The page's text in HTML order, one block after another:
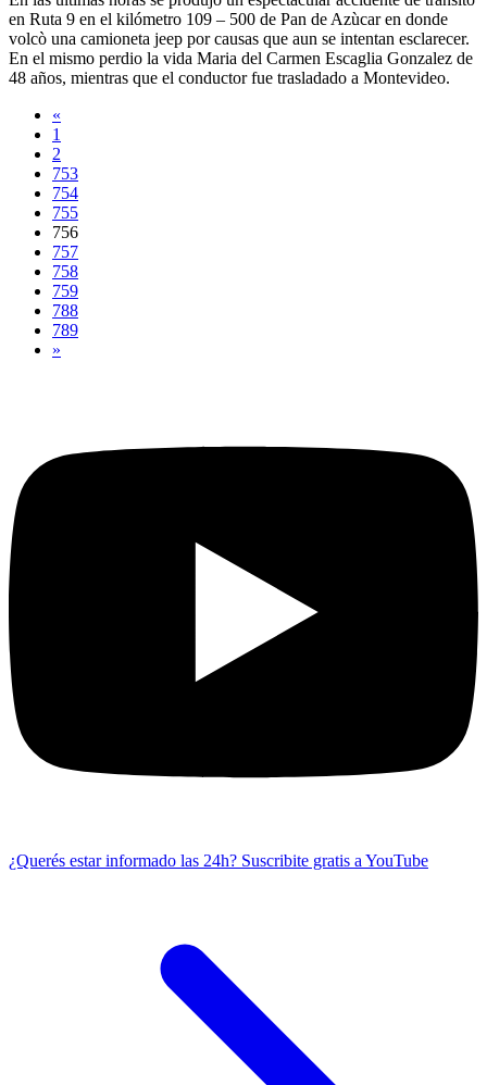
en Ruta 9 en el kilómetro 109 – 500 de Pan de Azùcar en donde
volcò una camioneta jeep por causas que aun se intentan esclarecer.
En el mismo perdio la vida Maria del Carmen Escaglia Gonzalez de
48 años, mientras que el conductor fue trasladado a Montevideo.
«
1
2
753
754
755
756
757
758
759
788
789
»
¿Querés estar informado las 24h? Suscribite gratis a YouTube